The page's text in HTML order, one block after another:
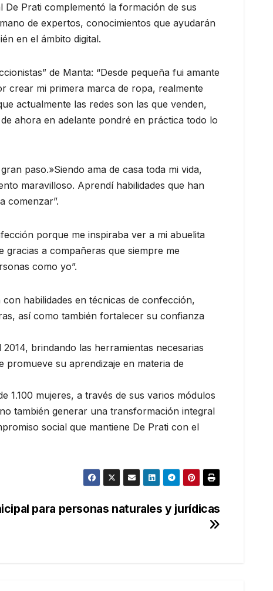
De Prati complementó la formación de sus
de expertos, conocimientos que ayudarán
en el ámbito digital.
de Manta: “Desde pequeña fui amante
crear mi primera marca de ropa, realmente
actualmente las redes son las que venden,
ahora en adelante pondré en práctica todo lo
paso.»Siendo ama de casa toda mi vida,
maravilloso. Aprendí habilidades que han
comenzar”.
porque me inspiraba ver a mi abuelita
a compañeras que siempre me
como yo”.
habilidades en técnicas de confección,
así como también fortalecer su confianza
brindando las herramientas necesarias
promueve su aprendizaje en materia de
1.100 mujeres, a través de sus varios módulos
también generar una transformación integral
social que mantiene De Prati con el
para personas naturales y jurídicas